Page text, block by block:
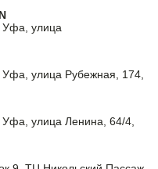
Уфа, улица
Уфа, улица Рубежная, 174,
Уфа, улица Ленина, 64/4,